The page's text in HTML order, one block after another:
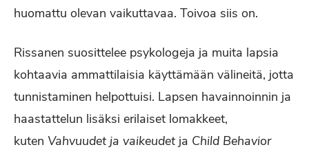
huomattu olevan vaikuttavaa. Toivoa siis on.
Rissanen suosittelee psykologeja ja muita lapsia
kohtaavia ammattilaisia käyttämään välineitä, jotta
tunnistaminen helpottuisi. Lapsen havainnoinnin ja
haastattelun lisäksi erilaiset lomakkeet,
kuten Vahvuudet ja vaikeudet ja Child Behavior